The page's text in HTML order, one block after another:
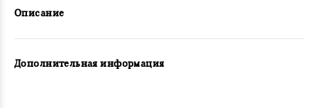
Описание
Дополнительная информация